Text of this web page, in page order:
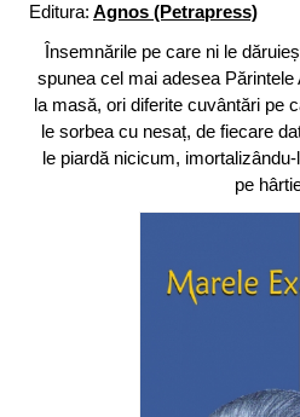
Editura: Agnos (Petrapress)
Însemnările pe care ni le
spunea cel mai adesea
la masă, ori diferite cuvântări pe
le sorbea cu nesaț, de fiecare
le piardă nicicum,
pe